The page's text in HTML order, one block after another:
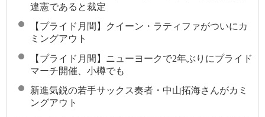
違憲であると裁定
【プライド月間】クイーン・ラティファがついにカ
ミングアウト
【プライド月間】ニューヨークで2年ぶりにプライド
マーチ開催、小樽でも
新進気鋭の若手サックス奏者・中山拓海さんがカミ
ングアウト